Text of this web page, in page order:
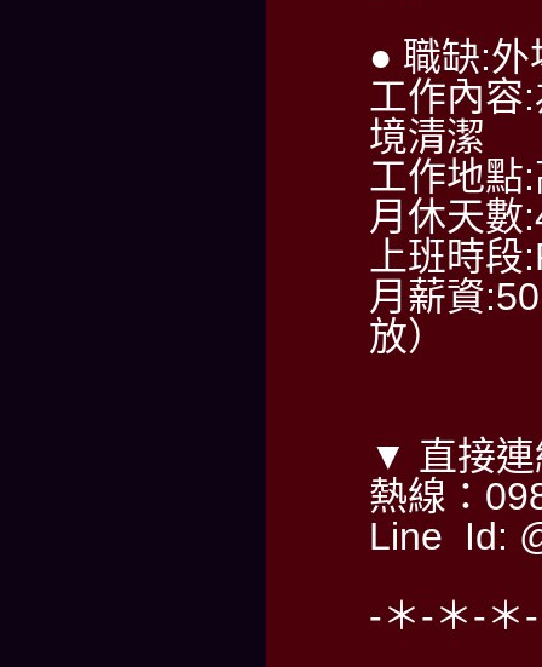
● 職缺:外
工作內容
境清潔
工作地點
月休天數
上班時
月薪資
放）
▼ 直接連
熱線：
Line Id:
-＊-＊-＊